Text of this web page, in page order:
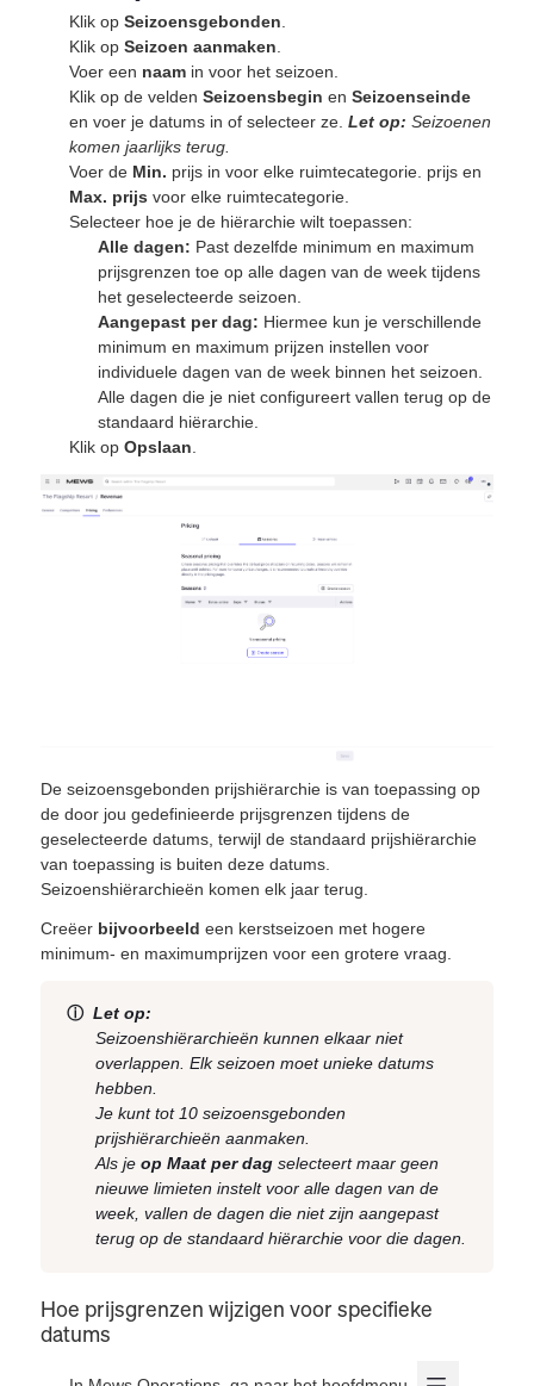
Klik opSeizoensgebonden
Klik opSeizoen aanmaken
Voer een naam in voor het seizoen.
Klik op de veldenSeizoensbegin enSeizoenseinde
en voer je datums in of selecteer ze.Let op: Seizoenen
komen jaarlijks terug.
Voer de Min. prijs in voor elke ruimtecategorie. prijs en
Max. prijs voor elke ruimtecategorie.
Selecteer hoe je de hiërarchie wilt toepassen:
Alle dagen: Past dezelfde minimum en maximum
prijsgrenzen toe op alle dagen van de week tijdens
het geselecteerde seizoen.
Aangepast per dag: Hiermee kun je verschillende
minimum en maximum prijzen instellen voor
individuele dagen van de week binnen het seizoen.
Alle dagen die je niet configureert vallen terug op de
standaard hiërarchie.
Klik opOpslaan
De seizoensgebonden prijshiërarchie is van toepassing op
de door jou gedefinieerde prijsgrenzen tijdens de
geselecteerde datums, terwijl de standaard prijshiërarchie
van toepassing is buiten deze datums.
Seizoenshiërarchieën komen elk jaar terug.
Creëer bijvoorbeeld een kerstseizoen met hogere
minimum- en maximumprijzen voor een grotere vraag.
ⓘ Let op:
Seizoenshiërarchieën kunnen elkaar niet
overlappen. Elk seizoen moet unieke datums
hebben.
Je kunt tot 10 seizoensgebonden
prijshiërarchieën aanmaken.
Als je op Maat per dagselecteert maar geen
nieuwe limieten instelt voor alle dagen van de
week, vallen de dagen die niet zijn aangepast
terug op de standaard hiërarchie voor die dagen.
Hoe prijsgrenzen wijzigen voor specifieke
datums